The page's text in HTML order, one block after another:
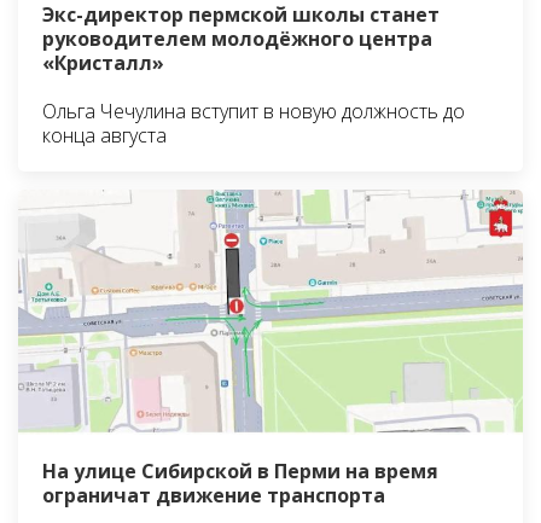
Экс-директор пермской школы станет
руководителем молодёжного центра
«Кристалл»
Ольга Чечулина вступит в новую должность до
конца августа
На улице Сибирской в Перми на время
ограничат движение транспорта